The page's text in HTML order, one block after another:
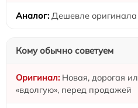
Дешевле
Кому обычно советуем
Новая, дорогая
«вдолгую», перед продажей